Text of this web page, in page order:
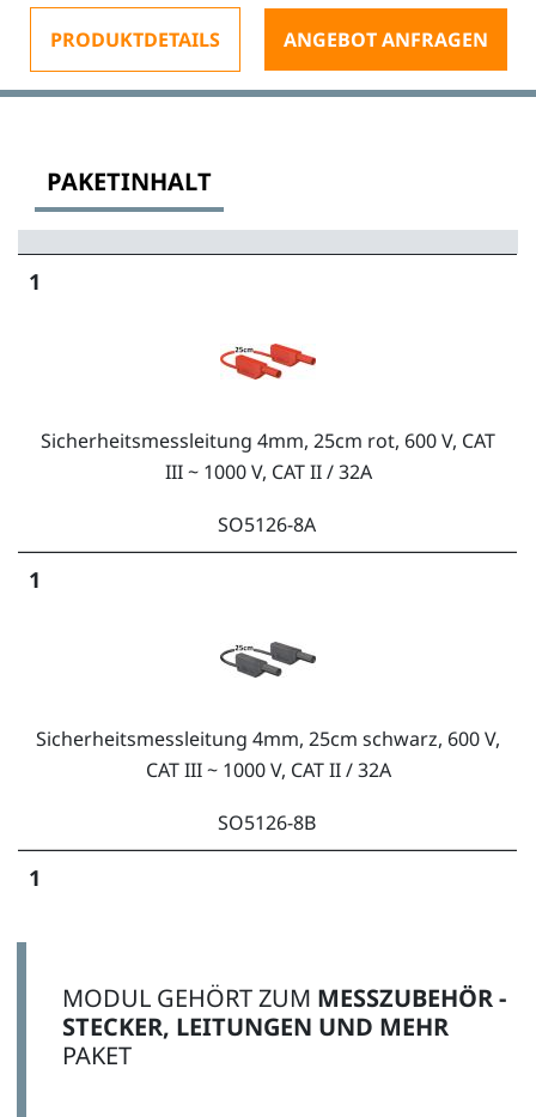
PRODUKTDETAILS ANGEBOT ANFRAGEN
PAKETINHALT
1
Sicherheitsmessleitung 4mm, 25cm rot, 600 V, CAT
III ~ 1000 V, CAT II / 32A
SO5126-8A
1
Sicherheitsmessleitung 4mm, 25cm schwarz, 600 V,
CAT III ~ 1000 V, CAT II / 32A
SO5126-8B
1
Sicherheitsmessleitung 4mm, 25cm gelb, 600 V, CAT
MODUL GEHÖRT ZUM MESSZUBEHÖR -
STECKER, LEITUNGEN UND MEHR
PAKET